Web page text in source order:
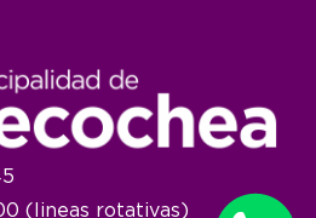
(lineas rotativas)